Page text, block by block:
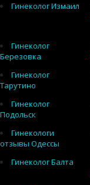
Гинеколог Измаил
Гинеколог
Березовка
Гинеколог
Тарутино
Гинеколог
Подольск
Гинекологи
отзывы Одессы
Гинеколог Балта